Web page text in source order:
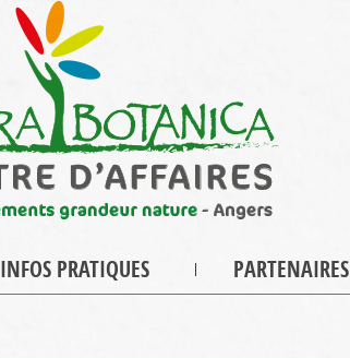
INFOS PRATIQUES PARTENAIRES